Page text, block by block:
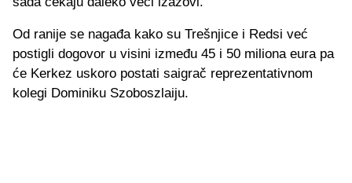
Od ranije se nagađa kako su Trešnjice i Redsi već
postigli dogovor u visini između 45 i 50 miliona eura pa
će Kerkez uskoro postati saigrač reprezentativnom
kolegi Dominiku Szoboszlaiju.